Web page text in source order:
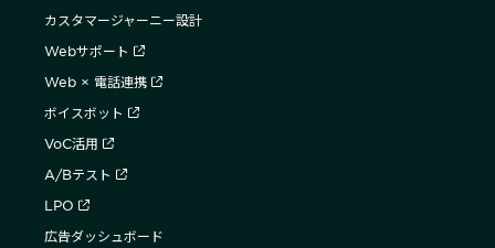
カスタマージャーニー設計
Webサポート
Web × 電話連携
ボイスボット
VoC活用
A/Bテスト
LPO
広告ダッシュボード